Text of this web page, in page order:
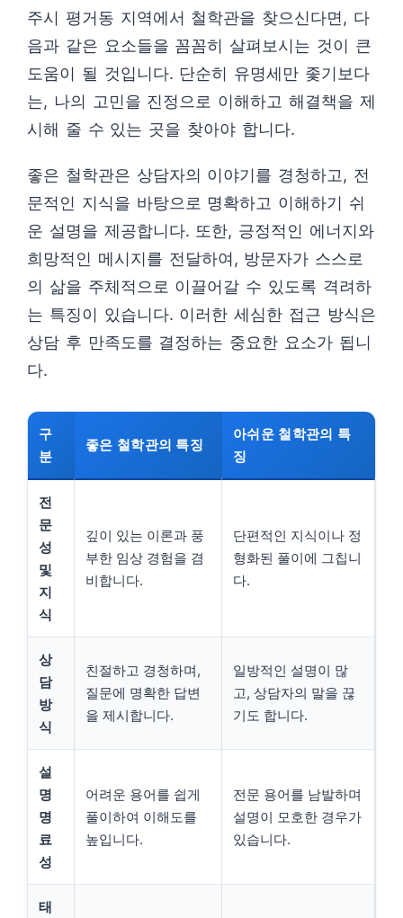
주시 평거동 지역에서 철학관을 찾으신다면, 다
음과 같은 요소들을 꼼꼼히 살펴보시는 것이 큰
도움이 될 것입니다. 단순히 유명세만 좇기보다
는, 나의 고민을 진정으로 이해하고 해결책을 제
시해 줄 수 있는 곳을 찾아야 합니다.
좋은 철학관은 상담자의 이야기를 경청하고, 전
문적인 지식을 바탕으로 명확하고 이해하기 쉬
운 설명을 제공합니다. 또한, 긍정적인 에너지와
희망적인 메시지를 전달하여, 방문자가 스스로
의 삶을 주체적으로 이끌어갈 수 있도록 격려하
는 특징이 있습니다. 이러한 세심한 접근 방식은
상담 후 만족도를 결정하는 중요한 요소가 됩니
다.
구
분
좋은 철학관의 특징
아쉬운 철학관의 특
징
전
문
성
및
지
식
깊이 있는 이론과 풍
부한 임상 경험을 겸
비합니다.
단편적인 지식이나 정
형화된 풀이에 그칩니
다.
상
담
방
식
친절하고 경청하며,
질문에 명확한 답변
을 제시합니다.
일방적인 설명이 많
고, 상담자의 말을 끊
기도 합니다.
설
명
명
료
성
어려운 용어를 쉽게
풀이하여 이해도를
높입니다.
전문 용어를 남발하며
설명이 모호한 경우가
있습니다.
태